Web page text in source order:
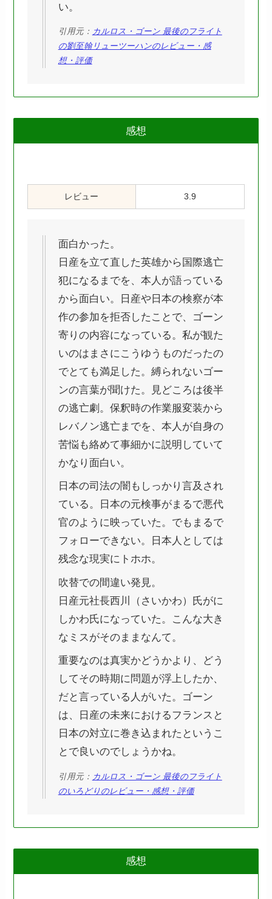
い。
引用元： カルロス・ゴーン 最後のフライト
の劉至翰リューツーハンのレビュー・感
想・評価
感想
レビュー 3.9
面白かった。
日産を立て直した英雄から国際逃亡
犯になるまでを、本人が語っている
から面白い。日産や日本の検察が本
作の参加を拒否したことで、ゴーン
寄りの内容になっている。私が観た
いのはまさにこうゆうものだったの
でとても満足した。縛られないゴー
ンの言葉が聞けた。見どころは後半
の逃亡劇。保釈時の作業服変装から
レバノン逃亡までを、本人が自身の
苦悩も絡めて事細かに説明していて
かなり面白い。
日本の司法の闇もしっかり言及され
ている。日本の元検事がまるで悪代
官のように映っていた。でもまるで
フォローできない。日本人としては
残念な現実にトホホ。
吹替での間違い発見。
日産元社長西川（さいかわ）氏がに
しかわ氏になっていた。こんな大き
なミスがそのままなんて。
重要なのは真実かどうかより、どう
してその時期に問題が浮上したか、
だと言っている人がいた。ゴーン
は、日産の未来におけるフランスと
日本の対立に巻き込まれたというこ
とで良いのでしょうかね。
引用元： カルロス・ゴーン 最後のフライト
のいろどりのレビュー・感想・評価
感想